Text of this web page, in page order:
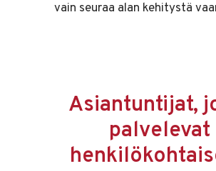
vain seuraa alan kehitystä
Asiantuntijat,
palvelevat